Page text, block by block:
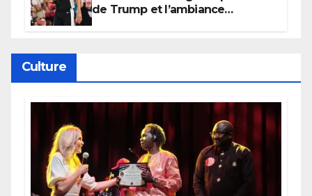
de Trump et l’ambiance
Culture